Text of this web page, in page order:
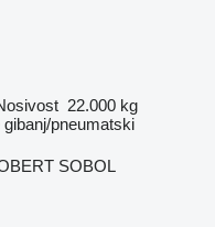
22.000 kg
gibanj/pneumatski
SOBOL